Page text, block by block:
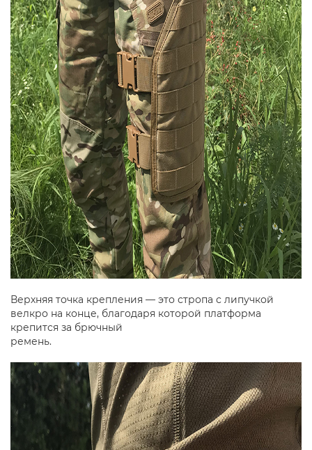
Верхняя точка крепления — это стропа с липучкой
велкро на конце, благодаря которой платформа
крепится за брючный
ремень.